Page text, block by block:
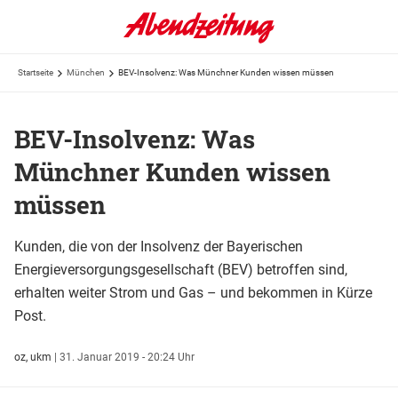
Startseite München BEV-Insolvenz: Was Münchner Kunden wissen müssen
BEV-Insolvenz: Was
Münchner Kunden wissen
müssen
Kunden, die von der Insolvenz der Bayerischen
Energieversorgungsgesellschaft (BEV) betroffen sind,
erhalten weiter Strom und Gas – und bekommen in Kürze
Post.
oz, ukm | 31. Januar 2019 - 20:24 Uhr